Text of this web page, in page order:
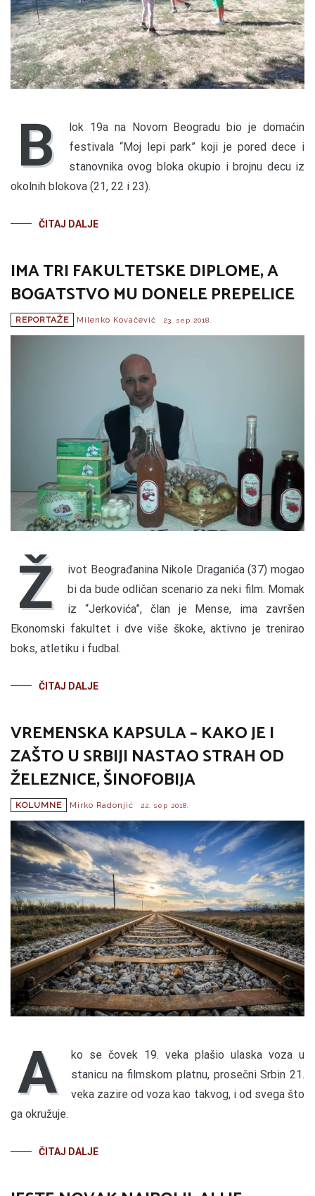
B
lok 19a na Novom Beogradu bio je domaćin
festivala “Moj lepi park” koji je pored dece i
stanovnika ovog bloka okupio i brojnu decu iz
okolnih blokova (21, 22 i 23).
ČITAJ DALJE
IMA TRI FAKULTETSKE DIPLOME, A
BOGATSTVO MU DONELE PREPELICE
REPORTAŽE Milenko Kovačević 23. sep 2018.
Ž
ivot Beograđanina Nikole Draganića (37) mogao
bi da bude odličan scenario za neki film. Momak
iz “Jerkovića”, član je Mense, ima završen
Ekonomski fakultet i dve više škoke, aktivno je trenirao
boks, atletiku i fudbal.
ČITAJ DALJE
VREMENSKA KAPSULA – KAKO JE I
ZAŠTO U SRBIJI NASTAO STRAH OD
ŽELEZNICE, ŠINOFOBIJA
KOLUMNE Mirko Radonjić 22. sep 2018.
A
ko se čovek 19. veka plašio ulaska voza u
stanicu na filmskom platnu, prosečni Srbin 21.
veka zazire od voza kao takvog, i od svega što
ga okružuje.
ČITAJ DALJE